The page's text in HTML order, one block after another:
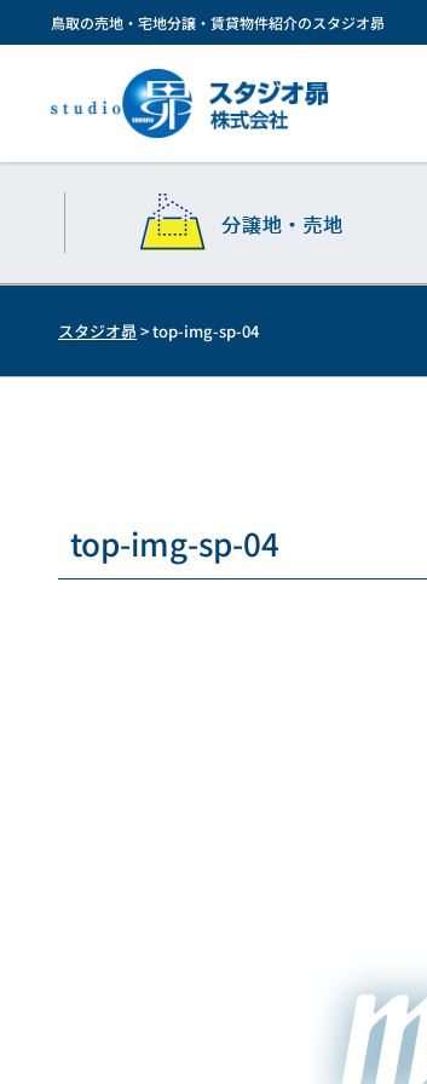
鳥取の売地・宅地分譲・賃貸物件紹介のスタジオ昴
スタジオ昴 >top-img-sp-04
top-img-sp-04